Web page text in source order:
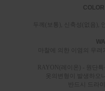
두께(보통), 신축성(없음),
마찰에 의한 이염의 우
RAYON(레이온) - 원단
옷의변형이 발생하오
반드시 드라